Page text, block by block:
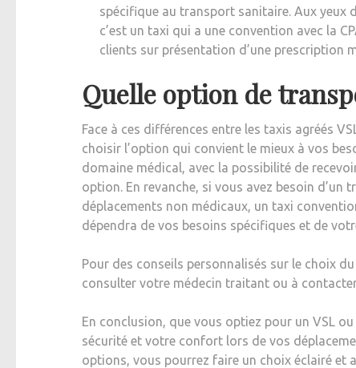
spécifique au transport sanitaire. Aux yeux
c’est un taxi qui a une convention avec la
clients sur présentation d’une prescription
Quelle option de
Face à ces différences entre les taxis agréés
choisir l’option qui convient le mieux à vos
domaine médical, avec la possibilité de
option. En revanche, si vous avez besoin
déplacements non médicaux, un taxi
dépendra de vos besoins spécifiques et de
Pour des conseils personnalisés sur le choix
consulter votre médecin traitant ou à
En conclusion, que vous optiez pour un VSL
sécurité et votre confort lors de vos
options, vous pourrez faire un choix éclairé